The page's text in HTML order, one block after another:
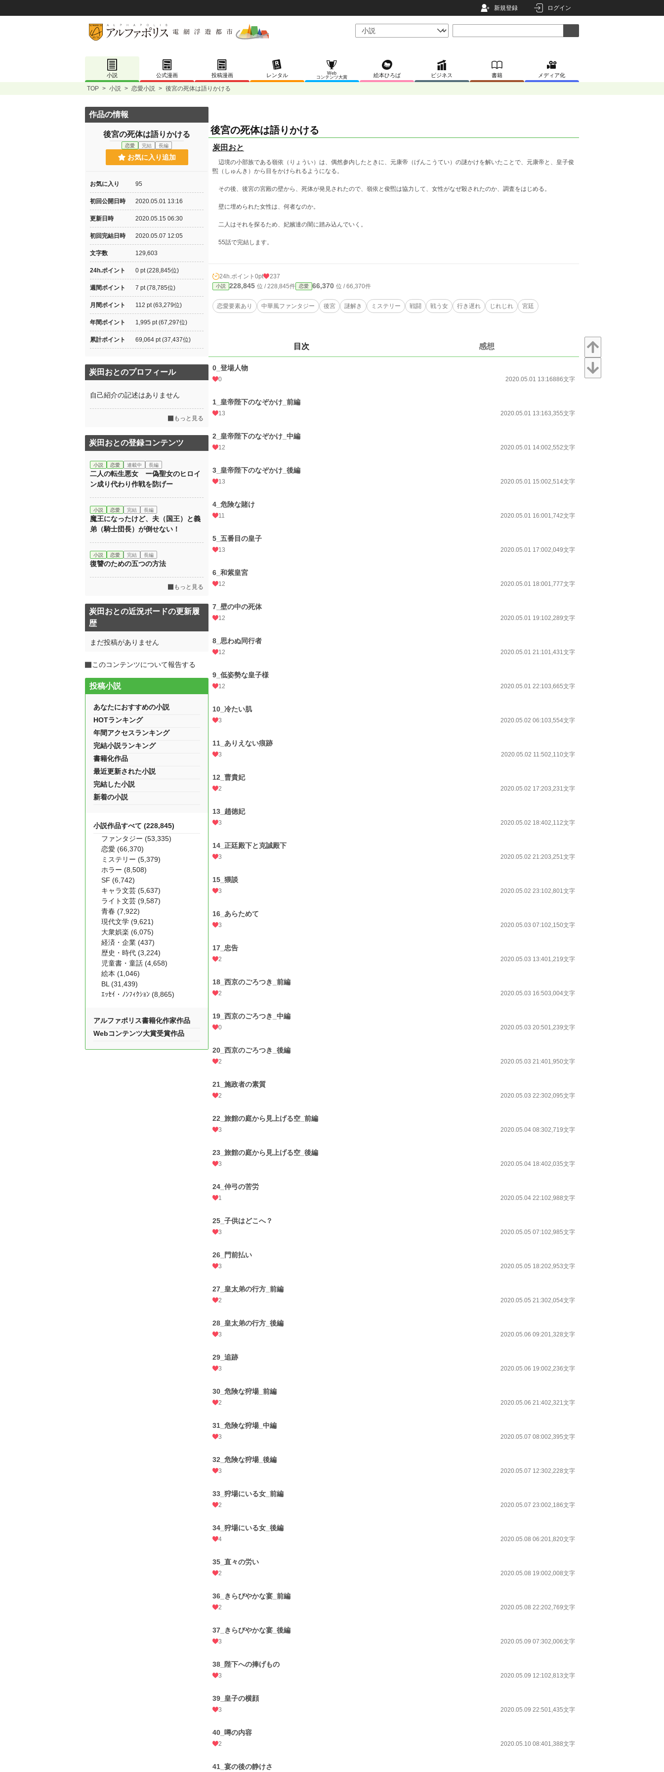
新規登録 ログイン
小説 公式漫画 投稿漫画 レンタル
Web
コンテンツ大賞
絵本ひろば ビジネス 書籍 メディア化
TOP > 小説 > 恋愛小説 > 後宮の死体は語りかける
後宮の死体は語りかける
炭田おと
辺境の小部族である嶺依（りょうい）は、偶然参内したときに、元康帝（げんこうてい）の謎かけを解いたことで、元康帝と、皇子俊
煕（しゅんき）から目をかけられるようになる。
その後、後宮の宮殿の壁から、死体が発見されたので、嶺依と俊煕は協力して、女性がなぜ殺されたのか、調査をはじめる。
壁に埋められた女性は、何者なのか。
二人はそれを探るため、妃嬪達の闇に踏み込んでいく。
55話で完結します。
24h.ポイント 0pt 237
小説 228,845 位 / 228,845件 恋愛 66,370 位 / 66,370件
恋愛要素あり 中華風ファンタジー 後宮 謎解き ミステリー 戦闘 戦う女 行き遅れ じれじれ 宮廷
目次 感想
0_登場人物
0 2020.05.01 13:16886文字
1_皇帝陛下のなぞかけ_前編
13 2020.05.01 13:163,355文字
2_皇帝陛下のなぞかけ_中編
12 2020.05.01 14:002,552文字
3_皇帝陛下のなぞかけ_後編
13 2020.05.01 15:002,514文字
4_危険な賭け
11 2020.05.01 16:001,742文字
5_五番目の皇子
13 2020.05.01 17:002,049文字
6_和紫皇宮
12 2020.05.01 18:001,777文字
7_壁の中の死体
12 2020.05.01 19:102,289文字
8_思わぬ同行者
12 2020.05.01 21:101,431文字
9_低姿勢な皇子様
12 2020.05.01 22:103,665文字
10_冷たい肌
3 2020.05.02 06:103,554文字
11_ありえない痕跡
3 2020.05.02 11:502,110文字
12_曹貴妃
2 2020.05.02 17:203,231文字
13_趙徳妃
3 2020.05.02 18:402,112文字
14_正廷殿下と克誠殿下
3 2020.05.02 21:203,251文字
15_猥談
3 2020.05.02 23:102,801文字
16_あらためて
3 2020.05.03 07:102,150文字
17_忠告
2 2020.05.03 13:401,219文字
18_西京のごろつき_前編
2 2020.05.03 16:503,004文字
19_西京のごろつき_中編
0 2020.05.03 20:501,239文字
20_西京のごろつき_後編
2 2020.05.03 21:401,950文字
21_施政者の素質
2 2020.05.03 22:302,095文字
22_旅館の庭から見上げる空_前編
3 2020.05.04 08:302,719文字
23_旅館の庭から見上げる空_後編
3 2020.05.04 18:402,035文字
24_仲弓の苦労
1 2020.05.04 22:102,988文字
25_子供はどこへ？
3 2020.05.05 07:102,985文字
26_門前払い
3 2020.05.05 18:202,953文字
27_皇太弟の行方_前編
2 2020.05.05 21:302,054文字
28_皇太弟の行方_後編
3 2020.05.06 09:201,328文字
29_追跡
3 2020.05.06 19:002,236文字
30_危険な狩場_前編
2 2020.05.06 21:402,321文字
31_危険な狩場_中編
3 2020.05.07 08:002,395文字
32_危険な狩場_後編
3 2020.05.07 12:302,228文字
33_狩場にいる女_前編
2 2020.05.07 23:002,186文字
34_狩場にいる女_後編
4 2020.05.08 06:201,820文字
35_直々の労い
2 2020.05.08 19:002,008文字
36_きらびやかな宴_前編
2 2020.05.08 22:202,769文字
37_きらびやかな宴_後編
3 2020.05.09 07:302,006文字
38_陛下への捧げもの
3 2020.05.09 12:102,813文字
39_皇子の横顔
3 2020.05.09 22:501,435文字
40_噂の内容
2 2020.05.10 08:401,388文字
41_宴の後の静けさ
作品の情報
後宮の死体は語りかける
恋愛 完結 長編
お気に入り追加
お気に入り 95
初回公開日時 2020.05.01 13:16
更新日時 2020.05.15 06:30
初回完結日時 2020.05.07 12:05
文字数 129,603
24h.ポイント 0 pt (228,845位)
週間ポイント 7 pt (78,785位)
月間ポイント 112 pt (63,279位)
年間ポイント 1,995 pt (67,297位)
累計ポイント 69,064 pt (37,437位)
炭田おとのプロフィール
自己紹介の記述はありません
もっと見る
炭田おとの登録コンテンツ
小説 恋愛 連載中 長編
二人の転生悪女 ー偽聖女のヒロイ
ン成り代わり作戦を防げー
小説 恋愛 完結 長編
魔王になったけど、夫（国王）と義
弟（騎士団長）が倒せない！
小説 恋愛 完結 長編
復讐のための五つの方法
もっと見る
炭田おとの近況ボードの更新履
歴
まだ投稿がありません
このコンテンツについて報告する
投稿小説
あなたにおすすめの小説
HOTランキング
年間アクセスランキング
完結小説ランキング
書籍化作品
最近更新された小説
完結した小説
新着の小説
小説作品すべて (228,845)
ファンタジー (53,335)
恋愛 (66,370)
ミステリー (5,379)
ホラー (8,508)
SF (6,742)
キャラ文芸 (5,637)
ライト文芸 (9,587)
青春 (7,922)
現代文学 (9,621)
大衆娯楽 (6,075)
経済・企業 (437)
歴史・時代 (3,224)
児童書・童話 (4,658)
絵本 (1,046)
BL (31,439)
ｴｯｾｲ・ﾉﾝﾌｨｸｼｮﾝ (8,865)
アルファポリス書籍化作家作品
Webコンテンツ大賞受賞作品